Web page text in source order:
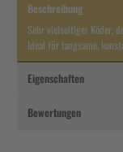
Beschreibung
Sehr vielseitiger Köder,
Ideal für langsame,
Eigenschaften
Bewertungen